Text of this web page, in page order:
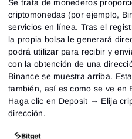
Se trata de monederos
criptomonedas (por ejemplo,
servicios en línea. Tras el
la propia bolsa le generará
podrá utilizar para recibir y
con la obtención de una
Binance se muestra arriba.
también, así es como se ve en
Haga clic en Deposit → Elija
dirección.